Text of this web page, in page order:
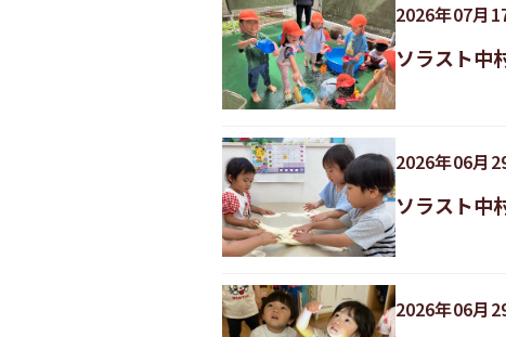
2026年07月
ソラスト中
2026年06月
ソラスト中
2026年06月